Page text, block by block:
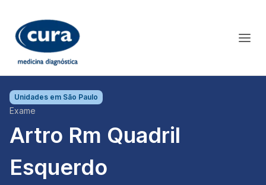
Unidades em São Paulo
Exame
Artro Rm Quadril
Esquerdo